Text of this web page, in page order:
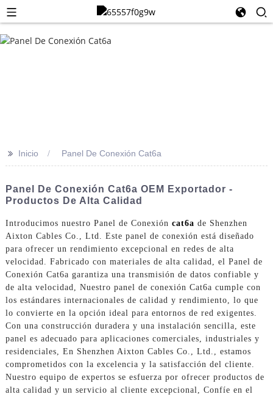
>> Inicio Panel De Conexión Cat6a
Panel De Conexión Cat6a OEM Exportador -
Productos De Alta Calidad
Introducimos nuestro Panel de Conexión cat6a de Shenzhen
Aixton Cables Co., Ltd. Este panel de conexión está diseñado
para ofrecer un rendimiento excepcional en redes de alta
velocidad. Fabricado con materiales de alta calidad, el Panel de
Conexión Cat6a garantiza una transmisión de datos confiable y
de alta velocidad, Nuestro panel de conexión Cat6a cumple con
los estándares internacionales de calidad y rendimiento, lo que
lo convierte en la opción ideal para entornos de red exigentes.
Con una construcción duradera y una instalación sencilla, este
panel es adecuado para aplicaciones comerciales, industriales y
residenciales, En Shenzhen Aixton Cables Co., Ltd., estamos
comprometidos con la excelencia y la satisfacción del cliente.
Nuestro equipo de expertos se esfuerza por ofrecer productos de
alta calidad y un servicio al cliente excepcional, Confíe en el